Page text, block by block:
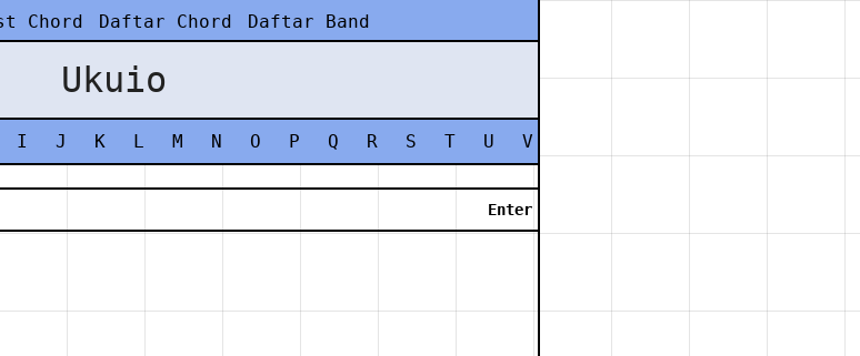
Chord Daftar Chord Daftar Band
Ukuio
I J K L M N O P Q R S T U V